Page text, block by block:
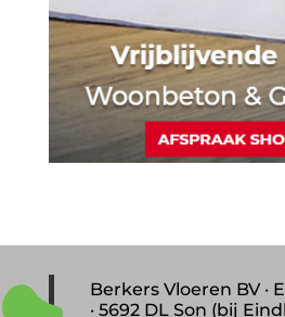
Berkers Vloeren BV ·
· 5692 DL Son (bij